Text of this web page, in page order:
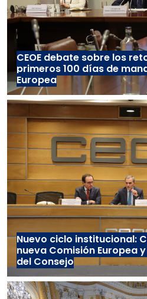
CEOE debate sobre los
primeros 100 días de
Europea
Nuevo ciclo institucional:
nueva Comisión Europea
del Consejo